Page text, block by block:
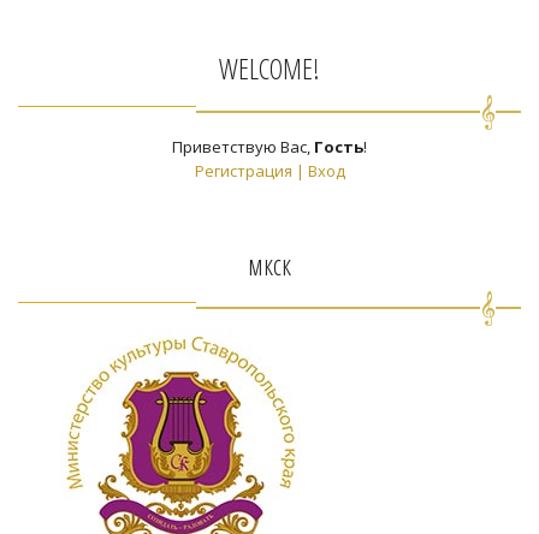
WELCOME!
Приветствую Вас, Гость!
Регистрация | Вход
мкск